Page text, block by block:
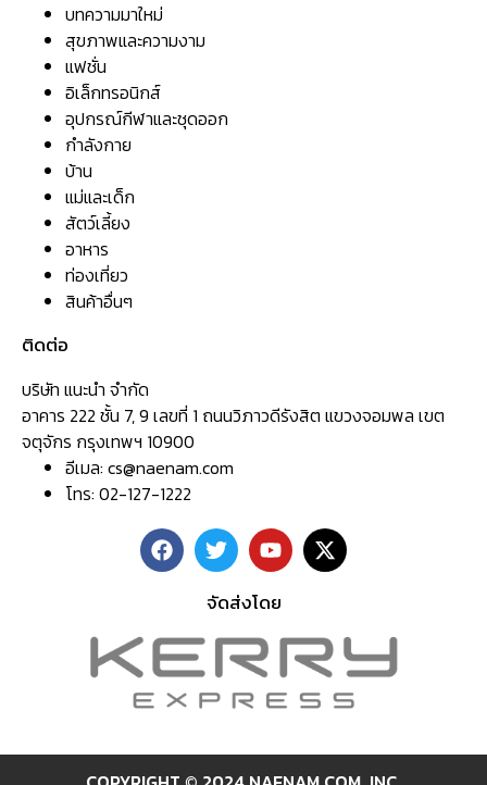
บทความมาใหม่
สุขภาพและความงาม
แฟชั่น
อิเล็กทรอนิกส์
อุปกรณ์กีฬาและชุดออก
กำลังกาย
บ้าน
แม่และเด็ก
สัตว์เลี้ยง
อาหาร
ท่องเที่ยว
สินค้าอื่นๆ
ติดต่อ
บริษัท แนะนำ จำกัด
อาคาร 222 ชั้น 7, 9 เลขที่ 1 ถนนวิภาวดีรังสิต แขวงจอมพล เขต
จตุจักร กรุงเทพฯ 10900
อีเมล: cs@naenam.com
โทร: 02-127-1222
จัดส่งโดย